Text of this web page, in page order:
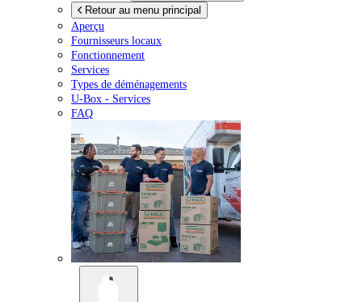
Retour au menu principal
Aperçu
Fournisseurs locaux
Fonctionnement
Services
Types de déménagements
U-Box - Services
FAQ